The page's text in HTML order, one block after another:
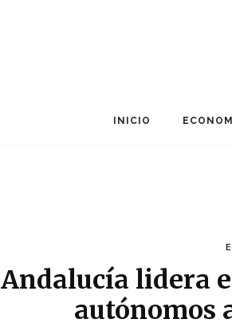
INICIO
Andalucía lidera
autónomos